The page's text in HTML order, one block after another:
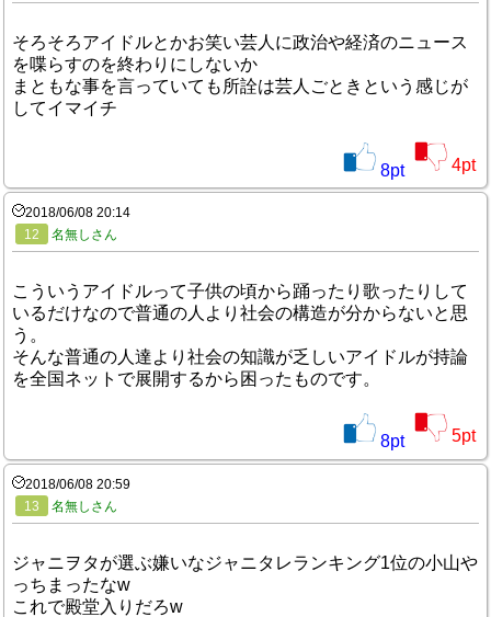
そろそろアイドルとかお笑い芸人に政治や経済のニュース
を喋らすのを終わりにしないか
まともな事を言っていても所詮は芸人ごときという感じが
してイマイチ
8pt 4pt
2018/06/08 20:14
12
名無しさん
こういうアイドルって子供の頃から踊ったり歌ったりして
いるだけなので普通の人より社会の構造が分からないと思
う。
そんな普通の人達より社会の知識が乏しいアイドルが持論
を全国ネットで展開するから困ったものです。
8pt 5pt
2018/06/08 20:59
13
名無しさん
ジャニヲタが選ぶ嫌いなジャニタレランキング1位の小山や
っちまったなw
これで殿堂入りだろw